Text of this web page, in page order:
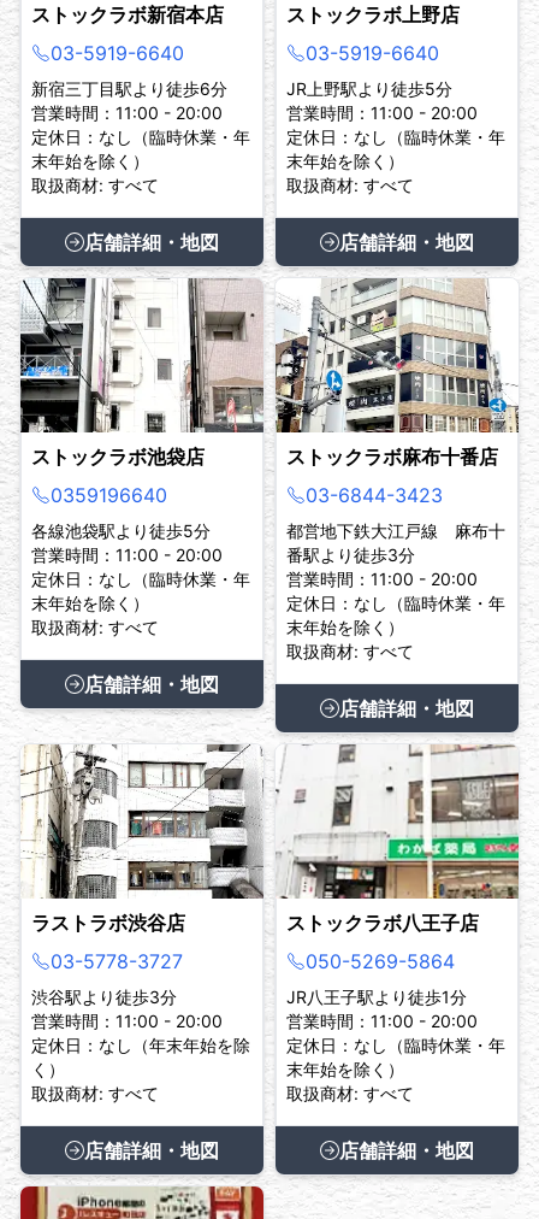
ストックラボ新宿本店
03-5919-6640
新宿三丁目駅より徒歩6分
営業時間：11:00 - 20:00
定休日：なし（臨時休業・年
末年始を除く）
取扱商材: すべて
店舗詳細・地図
ストックラボ上野店
03-5919-6640
JR上野駅より徒歩5分
営業時間：11:00 - 20:00
定休日：なし（臨時休業・年
末年始を除く）
取扱商材: すべて
店舗詳細・地図
ストックラボ池袋店
0359196640
各線池袋駅より徒歩5分
営業時間：11:00 - 20:00
定休日：なし（臨時休業・年
末年始を除く）
取扱商材: すべて
店舗詳細・地図
ストックラボ麻布十番店
03-6844-3423
都営地下鉄大江戸線 麻布十
番駅より徒歩3分
営業時間：11:00 - 20:00
定休日：なし（臨時休業・年
末年始を除く）
取扱商材: すべて
店舗詳細・地図
ラストラボ渋谷店
03-5778-3727
渋谷駅より徒歩3分
営業時間：11:00 - 20:00
定休日：なし（年末年始を除
く）
取扱商材: すべて
店舗詳細・地図
ストックラボ八王子店
050-5269-5864
JR八王子駅より徒歩1分
営業時間：11:00 - 20:00
定休日：なし（臨時休業・年
末年始を除く）
取扱商材: すべて
店舗詳細・地図